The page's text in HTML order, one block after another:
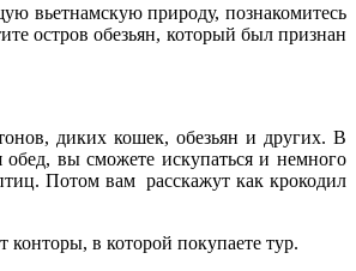
вьетнамскую природу, познакомитесь
остров обезьян, который был признан
диких кошек, обезьян и других. В
обед, вы сможете искупаться и немного
Потом вам расскажут как крокодил
конторы, в которой покупаете тур.